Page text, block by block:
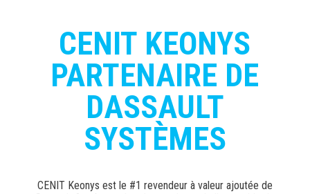
CENIT KEONYS
PARTENAIRE DE
DASSAULT
SYSTÈMES